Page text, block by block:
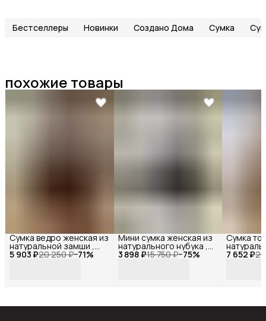
Бестселлеры Новинки Создано Дома Сумка
похожие товары
5 903 ₽20 250 ₽−71%
Сумка ведро женская из
натуральной замши ,
Reversal , 3 898 ₽15 750 ₽−75%
Мини сумка женская из
натурального нубука ,
Reversal , 7 652 ₽
Сумка
Reversal ,